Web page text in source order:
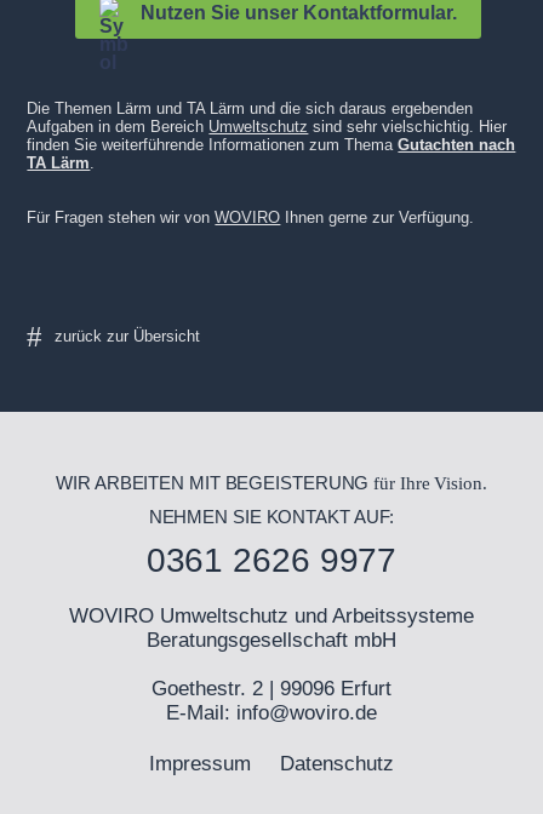
Nutzen Sie unser Kontaktformular.
Die Themen Lärm und TA Lärm und die sich daraus ergebenden
Aufgaben in dem Bereich Umweltschutz sind sehr vielschichtig. Hier
finden Sie weiterführende Informationen zum ThemaGutachten nach
TA Lärm.
Für Fragen stehen wir vonWOVIRO Ihnen gerne zur Verfügung.
WIR ARBEITEN MIT BEGEISTERUNGfür Ihre Vision.
NEHMEN SIE KONTAKT AUF:
0361 2626 9977
WOVIRO Umweltschutz und Arbeitssysteme
Beratungsgesellschaft mbH
Goethestr. 2 | 99096 Erfurt
E-Mail: info@woviro.de
Impressum Datenschutz